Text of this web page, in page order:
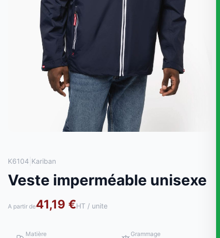
K6104 Kariban
Veste imperméable unisexe
A partir de41,19 €HT / unite
Matière Grammage